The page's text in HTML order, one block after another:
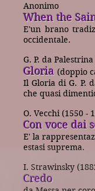
Anonimo
When the
E'un brano
occidentale.
G. P. da
Gloria (doppio
Il Gloria di G. P.
che quasi
O. Vecchi (1550 -
Con voce dai
E' la
estasi suprema.
I. Strawinsky
Credo